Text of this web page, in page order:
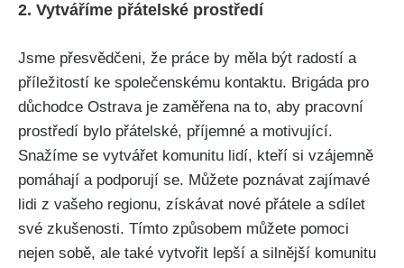
2. Vytváříme přátelské prostředí
Jsme přesvědčeni, že práce by měla být radostí a
příležitostí ke společenskému kontaktu. Brigáda pro
důchodce Ostrava je zaměřena na to, aby pracovní
prostředí bylo přátelské, příjemné a motivující.
Snažíme se vytvářet komunitu lidí, kteří si vzájemně
pomáhají a podporují se. Můžete poznávat zajímavé
lidi z vašeho regionu, získávat nové přátele a sdílet
své zkušenosti. Tímto způsobem můžete pomoci
nejen sobě, ale také vytvořit lepší a silnější komunitu